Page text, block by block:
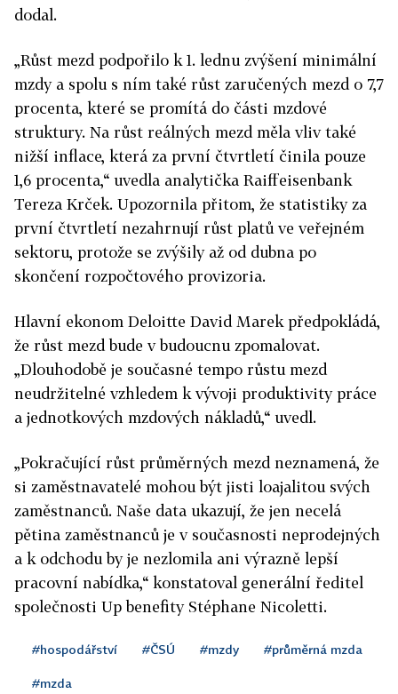
dodal.
„Růst mezd podpořilo k 1. lednu zvýšení minimální
mzdy a spolu s ním také růst zaručených mezd o 7,7
procenta, které se promítá do části mzdové
struktury. Na růst reálných mezd měla vliv také
nižší inflace, která za první čtvrtletí činila pouze
1,6 procenta,“ uvedla analytička Raiffeisenbank
Tereza Krček. Upozornila přitom, že statistiky za
první čtvrtletí nezahrnují růst platů ve veřejném
sektoru, protože se zvýšily až od dubna po
skončení rozpočtového provizoria.
Hlavní ekonom Deloitte David Marek předpokládá,
že růst mezd bude v budoucnu zpomalovat.
„Dlouhodobě je současné tempo růstu mezd
neudržitelné vzhledem k vývoji produktivity práce
a jednotkových mzdových nákladů,“ uvedl.
„Pokračující růst průměrných mezd neznamená, že
si zaměstnavatelé mohou být jisti loajalitou svých
zaměstnanců. Naše data ukazují, že jen necelá
pětina zaměstnanců je v současnosti neprodejných
a k odchodu by je nezlomila ani výrazně lepší
pracovní nabídka,“ konstatoval generální ředitel
společnosti Up benefity Stéphane Nicoletti.
#hospodářství #ČSÚ #mzdy #průměrná mzda
#mzda